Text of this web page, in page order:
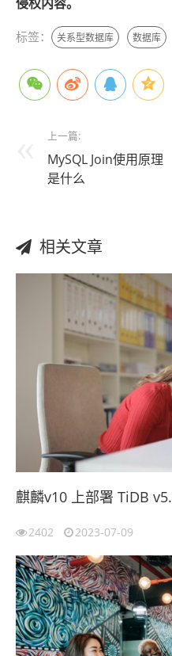
侵权内容。
标签： 关系型数据库 数据库
上一篇:
MySQL Join使用原理
是什么
相关文章
麒麟v10 上部署 TiDB
2402 2023-07-09